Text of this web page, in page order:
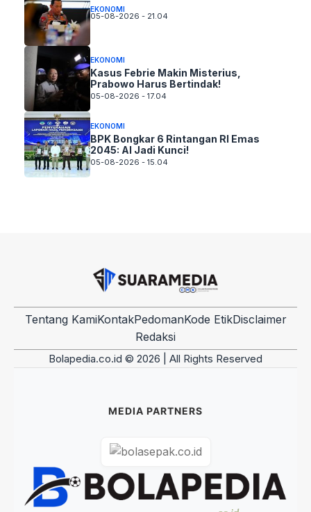
EKONOMI
05-08-2026 - 21.04
EKONOMI
Kasus Febrie Makin Misterius,
Prabowo Harus Bertindak!
05-08-2026 - 17.04
EKONOMI
BPK Bongkar 6 Rintangan RI Emas
2045: AI Jadi Kunci!
05-08-2026 - 15.04
Tentang KamiKontakPedomanKode EtikDisclaimer
Redaksi
Bolapedia.co.id © 2026 | All Rights Reserved
MEDIA PARTNERS